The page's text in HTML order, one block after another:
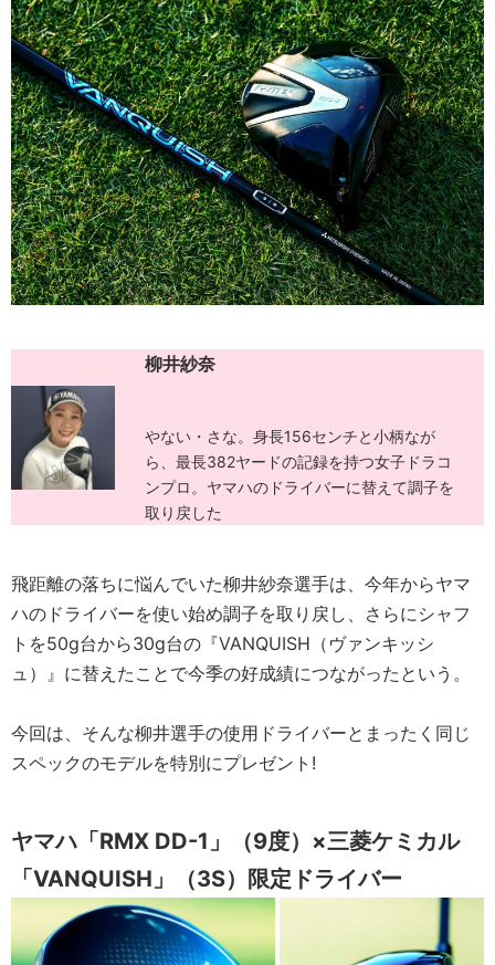
柳井紗奈
やない・さな。身長156センチと小柄なが
ら、最長382ヤードの記録を持つ女子ドラコ
ンプロ。ヤマハのドライバーに替えて調子を
取り戻した
飛距離の落ちに悩んでいた柳井紗奈選手は、今年からヤマ
ハのドライバーを使い始め調子を取り戻し、さらにシャフ
トを50g台から30g台の『VANQUISH（ヴァンキッシ
ュ）』に替えたことで今季の好成績につながったという。
今回は、そんな柳井選手の使用ドライバーとまったく同じ
スペックのモデルを特別にプレゼント!
ヤマハ「RMX DD-1」（9度）×三菱ケミカル
「VANQUISH」（3S）
限定ドライバー